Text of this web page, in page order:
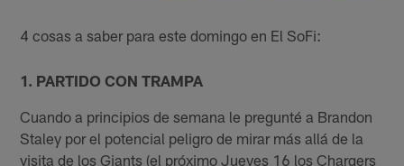
4 cosas a saber para este domingo en El SoFi:
1. PARTIDO CON TRAMPA
Cuando a principios de semana le pregunté a Brandon
Staley por el potencial peligro de mirar más allá de la
visita de los Giants (el próximo Jueves 16 los Chargers